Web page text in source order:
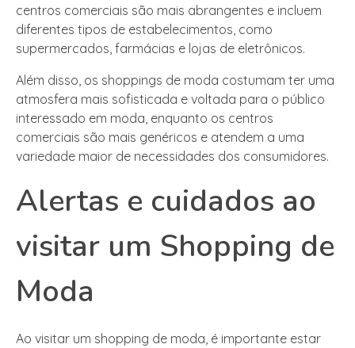
centros comerciais são mais abrangentes e incluem
diferentes tipos de estabelecimentos, como
supermercados, farmácias e lojas de eletrônicos.
Além disso, os shoppings de moda costumam ter uma
atmosfera mais sofisticada e voltada para o público
interessado em moda, enquanto os centros
comerciais são mais genéricos e atendem a uma
variedade maior de necessidades dos consumidores.
Alertas e cuidados ao
visitar um Shopping de
Moda
Ao visitar um shopping de moda, é importante estar